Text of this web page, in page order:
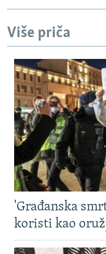
Više priča
'Građanska
koristi kao